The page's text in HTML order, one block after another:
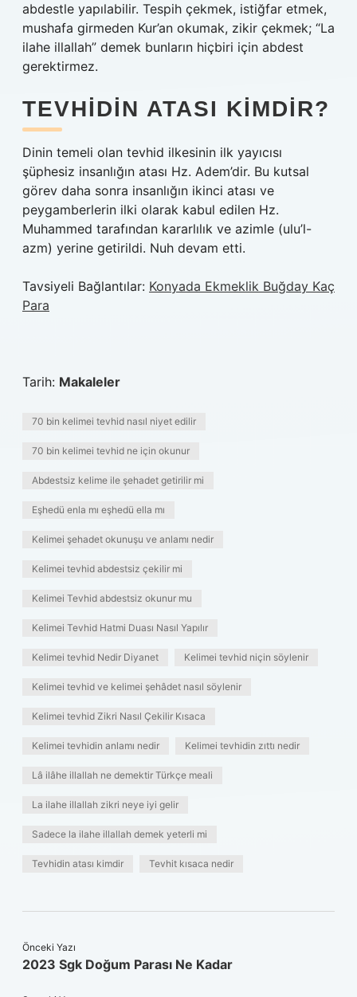
abdestle yapılabilir. Tespih çekmek, istiğfar etmek,
mushafa girmeden Kur’an okumak, zikir çekmek; “La
ilahe illallah” demek bunların hiçbiri için abdest
gerektirmez.
TEVHIDIN ATASI KIMDIR?
Dinin temeli olan tevhid ilkesinin ilk yayıcısı
şüphesiz insanlığın atası Hz. Adem’dir. Bu kutsal
görev daha sonra insanlığın ikinci atası ve
peygamberlerin ilki olarak kabul edilen Hz.
Muhammed tarafından kararlılık ve azimle (ulu’l-
azm) yerine getirildi. Nuh devam etti.
Tavsiyeli Bağlantılar: Konyada Ekmeklik Buğday Kaç
Para
Tarih: Makaleler
70 bin kelimei tevhid nasıl niyet edilir
70 bin kelimei tevhid ne için okunur
Abdestsiz kelime ile şehadet getirilir mi
Eşhedü enla mı eşhedü ella mı
Kelimei şehadet okunuşu ve anlamı nedir
Kelimei tevhid abdestsiz çekilir mi
Kelimei Tevhid abdestsiz okunur mu
Kelimei Tevhid Hatmi Duası Nasıl Yapılır
Kelimei tevhid Nedir Diyanet Kelimei tevhid niçin söylenir
Kelimei tevhid ve kelimei şehâdet nasıl söylenir
Kelimei tevhid Zikri Nasıl Çekilir Kısaca
Kelimei tevhidin anlamı nedir Kelimei tevhidin zıttı nedir
Lâ ilâhe illallah ne demektir Türkçe meali
La ilahe illallah zikri neye iyi gelir
Sadece la ilahe illallah demek yeterli mi
Tevhidin atası kimdir Tevhit kısaca nedir
Önceki Yazı
2023 Sgk Doğum Parası Ne Kadar